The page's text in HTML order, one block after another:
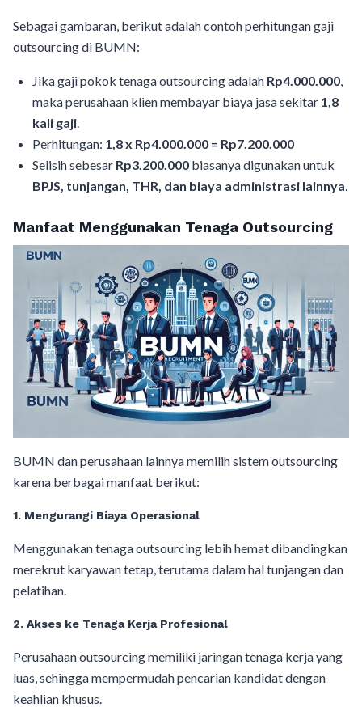
Sebagai gambaran, berikut adalah contoh perhitungan gaji
outsourcing di BUMN:
Jika gaji pokok tenaga outsourcing adalah Rp4.000.000
maka perusahaan klien membayar biaya jasa sekitar 1,8
kali gaji
Perhitungan: 1,8 x Rp4.000.000 = Rp7.200.000
Selisih sebesar Rp3.200.000 biasanya digunakan untuk
BPJS, tunjangan, THR, dan biaya administrasi lainnya
Manfaat Menggunakan Tenaga Outsourcing
BUMN dan perusahaan lainnya memilih sistem outsourcing
karena berbagai manfaat berikut:
1. Mengurangi Biaya Operasional
Menggunakan tenaga outsourcing lebih hemat dibandingkan
merekrut karyawan tetap, terutama dalam hal tunjangan dan
pelatihan.
2. Akses ke Tenaga Kerja Profesional
Perusahaan outsourcing memiliki jaringan tenaga kerja yang
luas, sehingga mempermudah pencarian kandidat dengan
keahlian khusus.